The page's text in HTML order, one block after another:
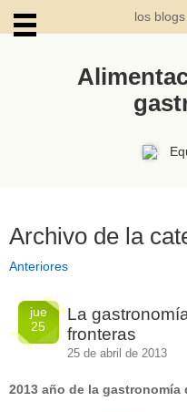
los
Archivo de la
Anteriores
jue
25
La
fronteras
25 de abril de 2013
2013 año de la gastronomía